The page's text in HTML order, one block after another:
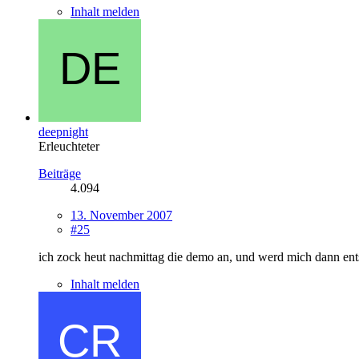
Inhalt melden
deepnight
Erleuchteter
Beiträge
4.094
13. November 2007
#25
ich zock heut nachmittag die demo an, und werd mich dann
Inhalt melden